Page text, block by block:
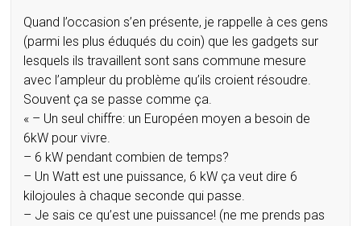
Quand l’occasion s’en présente, je rappelle à ces gens
(parmi les plus éduqués du coin) que les gadgets sur
lesquels ils travaillent sont sans commune mesure
avec l’ampleur du problème qu’ils croient résoudre.
Souvent ça se passe comme ça.
« – Un seul chiffre: un Européen moyen a besoin de
6kW pour vivre.
– 6 kW pendant combien de temps?
– Un Watt est une puissance, 6 kW ça veut dire 6
kilojoules à chaque seconde qui passe.
– Je sais ce qu’est une puissance! (ne me prends pas